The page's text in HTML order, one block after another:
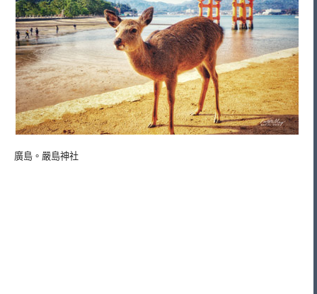
廣島。嚴島神社